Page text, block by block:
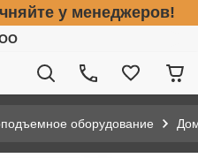
у менеджеров!
оборудование